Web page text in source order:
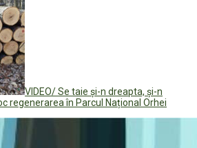
VIDEO/ Se taie și-n dreapta, și-n
regenerarea în Parcul Național Orhei